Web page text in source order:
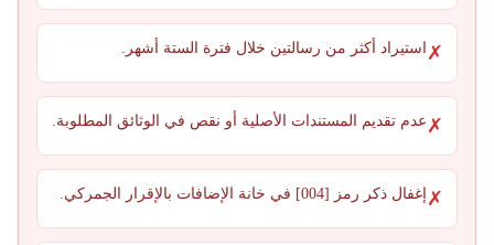
✗ استيراد أكثر من رسالتين خلال فترة الستة أشهر.
✗ عدم تقديم المستندات الأصلية أو نقص في الوثائق المطلوبة.
✗ إغفال ذكر رمز [004] في خانة الإضافات بالإقرار الجمركي.